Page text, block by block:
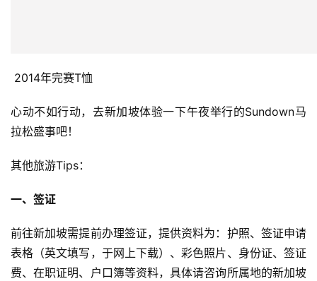
2014年完赛T恤
心动不如行动，去新加坡体验一下午夜举行的Sundown马
拉松盛事吧！
其他旅游Tips：
一、签证
前往新加坡需提前办理签证，提供资料为：护照、签证申请
表格（英文填写，于网上下载）、彩色照片、身份证、签证
费、在职证明、户口簿等资料，具体请咨询所属地的新加坡